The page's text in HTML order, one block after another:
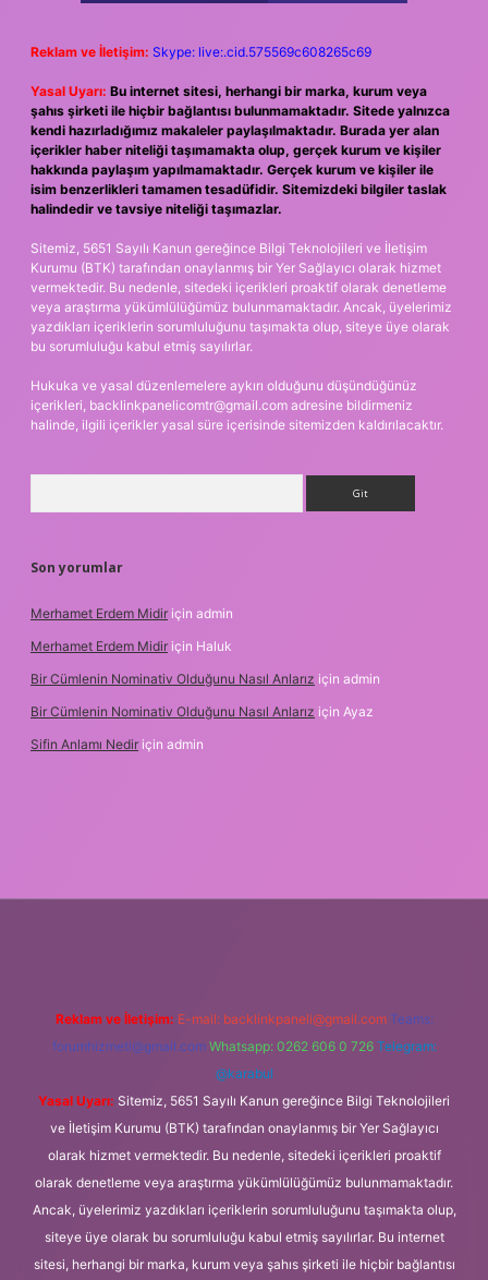
Reklam ve İletişim: Skype: live:.cid.575569c608265c69
Yasal Uyarı: Bu internet sitesi, herhangi bir marka, kurum veya
şahıs şirketi ile hiçbir bağlantısı bulunmamaktadır. Sitede yalnızca
kendi hazırladığımız makaleler paylaşılmaktadır. Burada yer alan
içerikler haber niteliği taşımamakta olup, gerçek kurum ve kişiler
hakkında paylaşım yapılmamaktadır. Gerçek kurum ve kişiler ile
isim benzerlikleri tamamen tesadüfidir. Sitemizdeki bilgiler taslak
halindedir ve tavsiye niteliği taşımazlar.
Sitemiz, 5651 Sayılı Kanun gereğince Bilgi Teknolojileri ve İletişim
Kurumu (BTK) tarafından onaylanmış bir Yer Sağlayıcı olarak hizmet
vermektedir. Bu nedenle, sitedeki içerikleri proaktif olarak denetleme
veya araştırma yükümlülüğümüz bulunmamaktadır. Ancak, üyelerimiz
yazdıkları içeriklerin sorumluluğunu taşımakta olup, siteye üye olarak
bu sorumluluğu kabul etmiş sayılırlar.
Hukuka ve yasal düzenlemelere aykırı olduğunu düşündüğünüz
içerikleri, backlinkpanelicomtr@gmail.com adresine bildirmeniz
halinde, ilgili içerikler yasal süre içerisinde sitemizden kaldırılacaktır.
Son yorumlar
Merhamet Erdem Midir için admin
Merhamet Erdem Midir için Haluk
Bir Cümlenin Nominativ Olduğunu Nasıl Anlarız için admin
Bir Cümlenin Nominativ Olduğunu Nasıl Anlarız için Ayaz
Sifin Anlamı Nedir için admin
Reklam ve İletişim: E-mail: backlinkpaneli@gmail.com Teams:
forumhizmeti@gmail.com Whatsapp: 0262 606 0 726 Telegram:
@karabul
Yasal Uyarı: Sitemiz, 5651 Sayılı Kanun gereğince Bilgi Teknolojileri
ve İletişim Kurumu (BTK) tarafından onaylanmış bir Yer Sağlayıcı
olarak hizmet vermektedir. Bu nedenle, sitedeki içerikleri proaktif
olarak denetleme veya araştırma yükümlülüğümüz bulunmamaktadır.
Ancak, üyelerimiz yazdıkları içeriklerin sorumluluğunu taşımakta olup,
siteye üye olarak bu sorumluluğu kabul etmiş sayılırlar. Bu internet
sitesi, herhangi bir marka, kurum veya şahıs şirketi ile hiçbir bağlantısı